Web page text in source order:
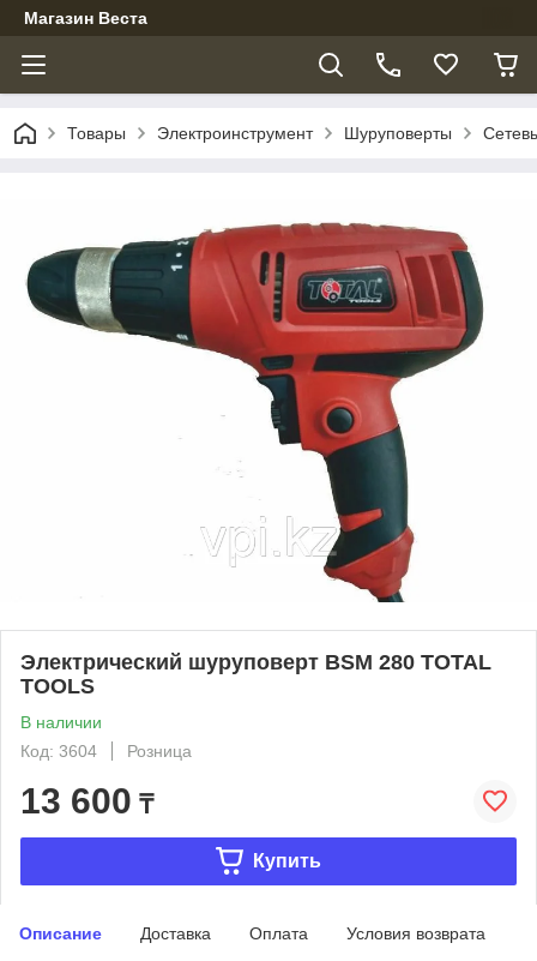
Магазин Веста
Товары Электроинструмент Шуруповерты
Электрический шуруповерт BSM 280 ТОТАL
TOOLS
В наличии
Код: 3604
Розница
13 600 ₸
Купить
Описание Доставка Оплата Условия возврата